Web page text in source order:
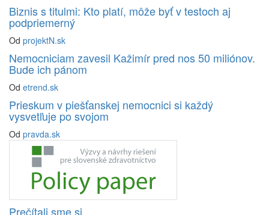
Biznis s titulmi: Kto platí, môže byť v testoch aj
podpriemerný
Od projektN.sk
Nemocniciam zavesil Kažimír pred nos 50 miliónov.
Bude ich pánom
Od etrend.sk
Prieskum v piešťanskej nemocnici si každý
vysvetľuje po svojom
Od pravda.sk
Prečítali sme si